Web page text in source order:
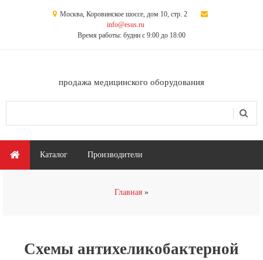
Москва, Коровинское шоссе, дом 10, стр. 2
info@esus.ru
Время работы: будни с 9:00 до 18:00
продажа медицинского оборудования
Главное меню
Каталог Производители
Главная
Схемы антихеликобактерной